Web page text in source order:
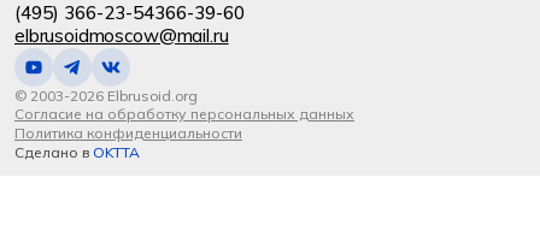
(495) 366-23-54366-39-60
elbrusoidmoscow@mail.ru
© 2003-2026 Elbrusoid.org
Согласие на обработку персональных данных
Политика конфиденциальности
Сделано в OKTTA